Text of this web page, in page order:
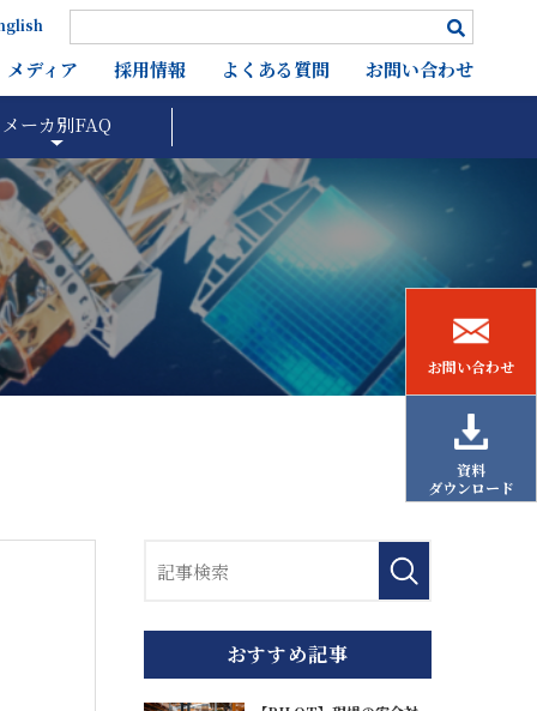
メディア 採用情報 よくある質問 お問い合わせ
お問い合わせ
資料
ダウンロード
メーカ別FAQ
おすすめ記事